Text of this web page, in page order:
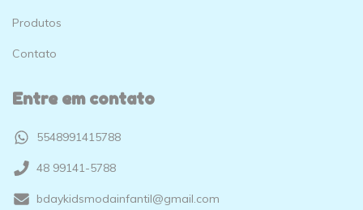
Produtos
Contato
Entre em contato
5548991415788
48 99141-5788
bdaykidsmodainfantil@gmail.com